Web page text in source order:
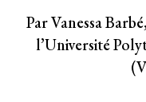
Par Vanessa
l’Université